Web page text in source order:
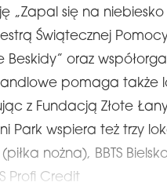
„Zapal się na niebiesko
Świątecznej
oraz
pomaga także
z Fundacją Złote
Park wspiera też trzy
nożna), BBTS
Profi Credit